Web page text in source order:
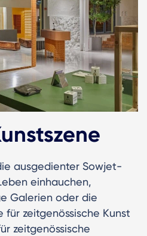
ausgedienter Sowjet-
einhauchen,
Galerien oder die
zeitgenössische Kunst
zeitgenössische